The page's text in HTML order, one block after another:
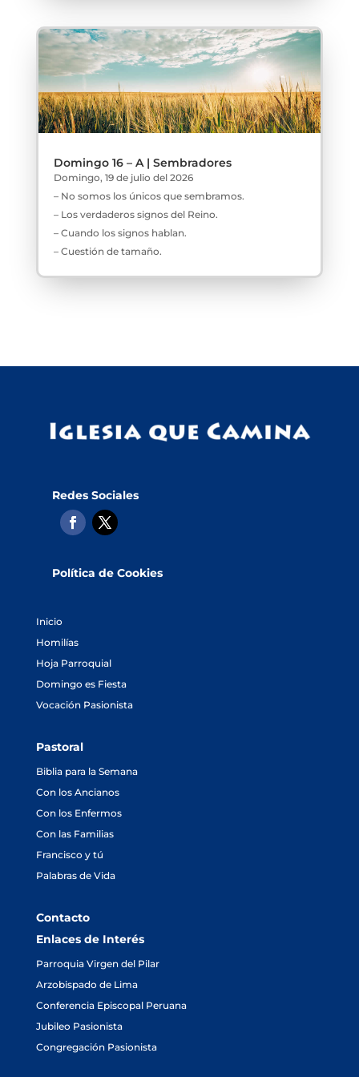
Domingo 16 – A | Sembradores
Domingo, 19 de julio del 2026
– No somos los únicos que sembramos.
– Los verdaderos signos del Reino.
– Cuando los signos hablan.
– Cuestión de tamaño.
Redes Sociales
Política de Cookies
Inicio
Homilías
Hoja Parroquial
Domingo es Fiesta
Vocación Pasionista
Pastoral
Biblia para la Semana
Con los Ancianos
Con los Enfermos
Con las Familias
Francisco y tú
Palabras de Vida
Contacto
Enlaces de Interés
Parroquia Virgen del Pilar
Arzobispado de Lima
Conferencia Episcopal Peruana
Jubileo Pasionista
Congregación Pasionista